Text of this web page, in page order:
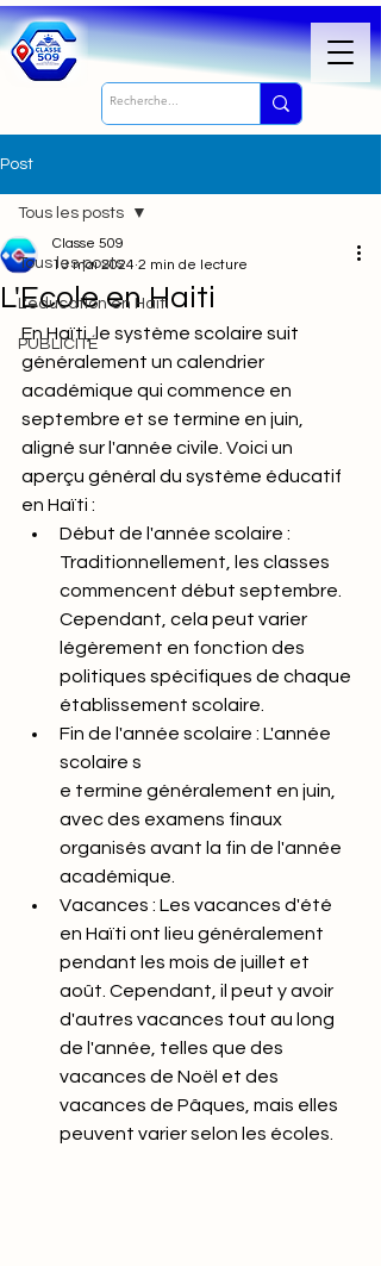
Post
Tous les posts
L'éducation en Haïti
PUBLICITÉ
Tous les posts
L'Ecole en Haiti
Classe 509
13 mai 2024 2 min de lecture
En Haïti, le système scolaire suit
généralement un calendrier
académique qui commence en
septembre et se termine en juin,
aligné sur l'année civile. Voici un
aperçu général du système éducatif
en Haïti :
Début de l'année scolaire :
Traditionnellement, les classes
commencent début septembre.
Cependant, cela peut varier
légèrement en fonction des
politiques spécifiques de chaque
établissement scolaire.
Fin de l'année scolaire : L'année
scolaire s
e termine généralement en juin,
avec des examens finaux
organisés avant la fin de l'année
académique.
Vacances : Les vacances d'été
en Haïti ont lieu généralement
pendant les mois de juillet et
août. Cependant, il peut y avoir
d'autres vacances tout au long
de l'année, telles que des
vacances de Noël et des
vacances de Pâques, mais elles
peuvent varier selon les écoles.